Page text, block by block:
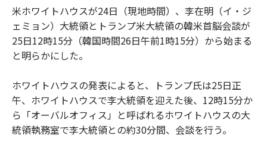
米ホワイトハウスが24日（現地時間）、李在明（イ・ジ
ェミョン）大統領とトランプ米大統領の韓米首脳会談が
25日12時15分（韓国時間26日午前1時15分）から始まる
と明らかにした。
ホワイトハウスの発表によると、トランプ氏は25日正
午、ホワイトハウスで李大統領を迎えた後、12時15分か
ら「オーバルオフィス」と呼ばれるホワイトハウスの大
統領執務室で李大統領との約30分間、会談を行う。